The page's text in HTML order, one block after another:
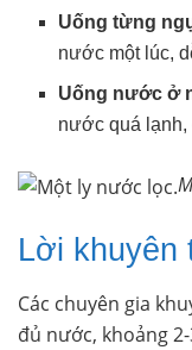
Uống từng
nước một lúc,
Uống nước ở
nước quá lạnh,
Lời khuyên
Các chuyên gia
đủ nước, khoảng